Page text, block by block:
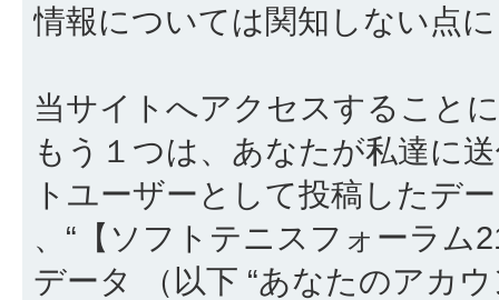
情報については関知しない点
当サイトへアクセスすること
もう１つは、あなたが私達に
トユーザーとして投稿したデ
、“【ソフトテニスフォーラム
データ （以下 “あなたのアカ